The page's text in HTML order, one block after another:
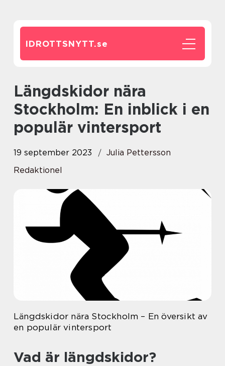
IDROTTSNYTT.se
Längdskidor nära
Stockholm: En inblick i en
populär vintersport
19 september 2023
Julia Pettersson
Redaktionel
Längdskidor nära Stockholm – En översikt av
en populär vintersport
Vad är längdskidor?